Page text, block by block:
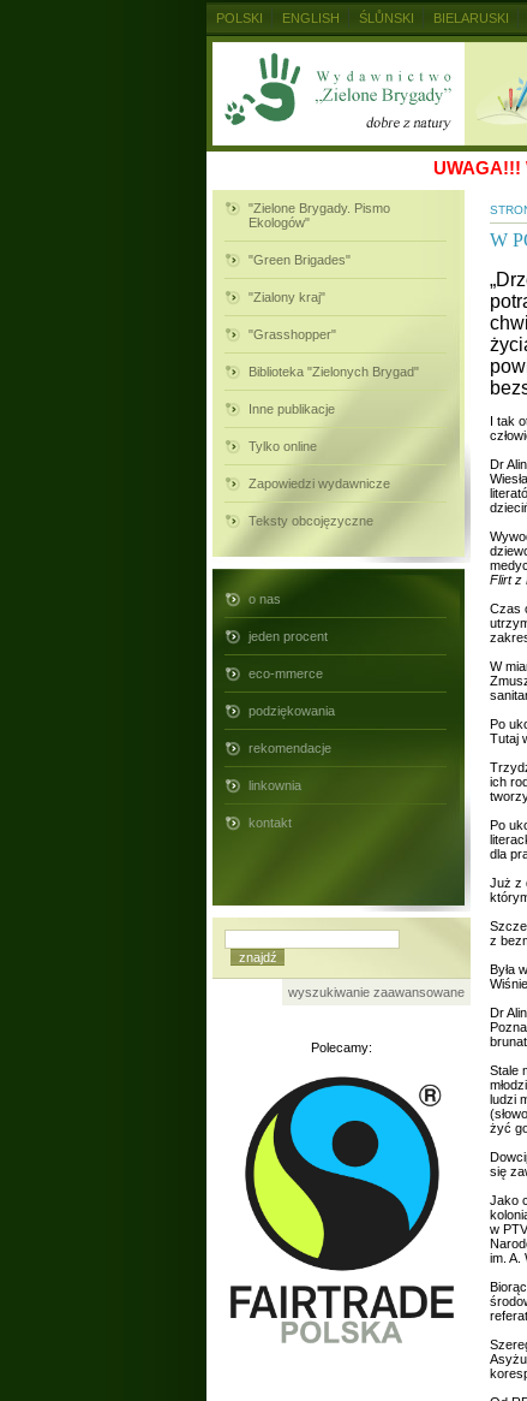
UWAGA!!!
"Zielone Brygady. Pismo
Ekologów"
"Green Brigades"
"Zialony kraj"
"Grasshopper"
Biblioteka "Zielonych Brygad"
Inne publikacje
Tylko online
Zapowiedzi wydawnicze
Teksty obcojęzyczne
o nas
jeden procent
eco-mmerce
podziękowania
rekomendacje
linkownia
kontakt
wyszukiwanie zaawansowane
Polecamy:
W
I tak
Dr
Flirt z
Czas
W
Po
Tutaj
ich
Po
dla
Już z
z
Była
Dr
Stale
ludzi
żyć
się
Jako
w
im. A.
POLSKI ENGLISH ŚLŮNSKI BIELARUSKI